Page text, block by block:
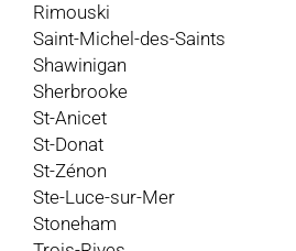
Rimouski
Saint-Michel-des-Saints
Shawinigan
Sherbrooke
St-Anicet
St-Donat
St-Zénon
Ste-Luce-sur-Mer
Stoneham